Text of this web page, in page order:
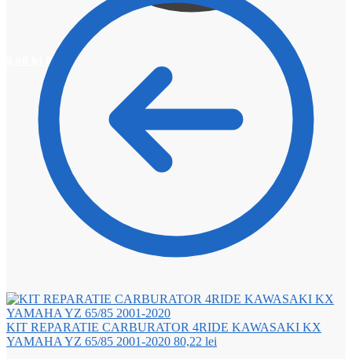
0
KIT REPARATIE CARBURATOR 4RIDE KAWASAKI KX
YAMAHA YZ 65/85 2001-2020 80,22 lei